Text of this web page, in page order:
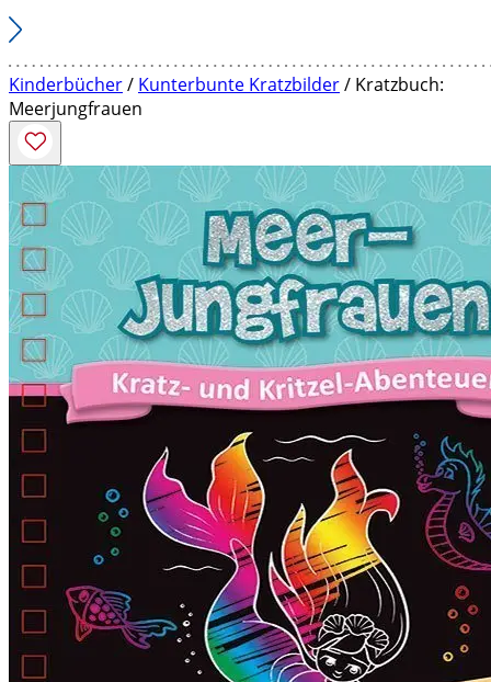
Kinderbücher/ Kunterbunte Kratzbilder/ Kratzbuch:
Meerjungfrauen